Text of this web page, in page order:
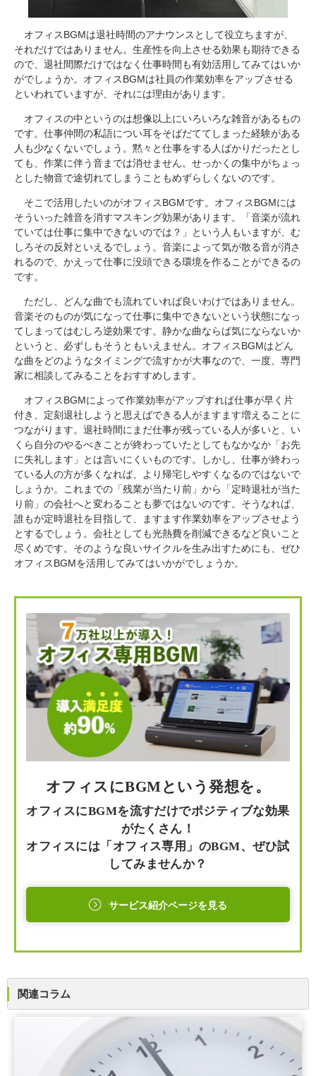
オフィスBGMは退社時間のアナウンスとして役立ちますが、
それだけではありません。生産性を向上させる効果も期待できる
ので、退社間際だけではなく仕事時間も有効活用してみてはいか
がでしょうか。オフィスBGMは社員の作業効率をアップさせる
といわれていますが、それには理由があります。
オフィスの中というのは想像以上にいろいろな雑音があるもの
です。仕事仲間の私語につい耳をそばだててしまった経験がある
人も少なくないでしょう。黙々と仕事をする人ばかりだったとし
ても、作業に伴う音までは消せません。せっかくの集中がちょっ
とした物音で途切れてしまうこともめずらしくないのです。
そこで活用したいのがオフィスBGMです。オフィスBGMには
そういった雑音を消すマスキング効果があります。「音楽が流れ
ていては仕事に集中できないのでは？」という人もいますが、む
しろその反対といえるでしょう。音楽によって気が散る音が消さ
れるので、かえって仕事に没頭できる環境を作ることができるの
です。
ただし、どんな曲でも流れていれば良いわけではありません。
音楽そのものが気になって仕事に集中できないという状態になっ
てしまってはむしろ逆効果です。静かな曲ならば気にならないか
というと、必ずしもそうともいえません。オフィスBGMはどん
な曲をどのようなタイミングで流すかが大事なので、一度、専門
家に相談してみることをおすすめします。
オフィスBGMによって作業効率がアップすれば仕事が早く片
付き、定刻退社しようと思えばできる人がますます増えることに
つながります。退社時間にまだ仕事が残っている人が多いと、い
くら自分のやるべきことが終わっていたとしてもなかなか「お先
に失礼します」とは言いにくいものです。しかし、仕事が終わっ
ている人の方が多くなれば、より帰宅しやすくなるのではないで
しょうか。これまでの「残業が当たり前」から「定時退社が当た
り前」の会社へと変わることも夢ではないのです。そうなれば、
誰もが定時退社を目指して、ますます作業効率をアップさせよう
とするでしょう。会社としても光熱費を削減できるなど良いこと
尽くめです。そのような良いサイクルを生み出すためにも、ぜひ
オフィスBGMを活用してみてはいかがでしょうか。
オフィスにBGMという発想を。
オフィスにBGMを流すだけでポジティブな効果
がたくさん！
オフィスには「オフィス専用」のBGM、ぜひ試
してみませんか？
サービス紹介ページを見る
関連コラム